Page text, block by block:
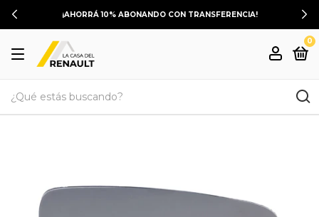
¡AHORRÁ 10% ABONANDO CON TRANSFERENCIA!
0